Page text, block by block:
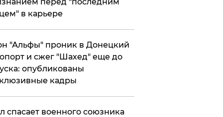
в карьере
"Альфы" проник в Донецкий
и сжег "Шахед" еще до
опубликованы
кадры
спасает военного союзника